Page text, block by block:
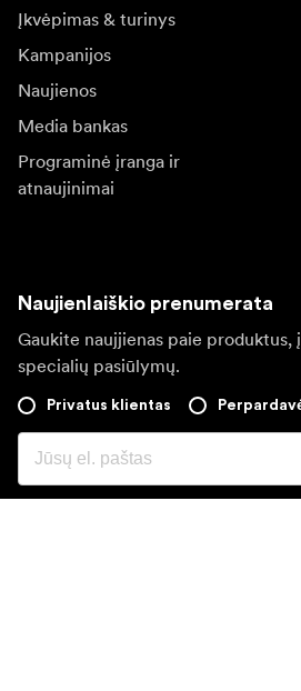
Įkvėpimas & turinys
Kampanijos
Naujienos
Media bankas
Programinė įranga ir
atnaujinimai
Naujienlaiškio prenumerata
Gaukite naujjienas paie
specialių pasiūlymų.
Privatus klientas